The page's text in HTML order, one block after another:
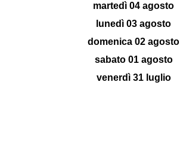
martedì 04 agosto
lunedì 03 agosto
domenica 02 agosto
sabato 01 agosto
venerdì 31 luglio